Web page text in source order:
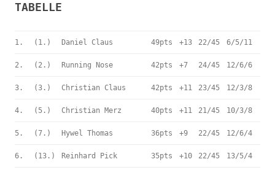
TABELLE
1. (1.) Daniel Claus 49pts +13 22/45 6/5/11
2. (2.) Running Nose 42pts +7 24/45 12/6/6
3. (3.) Christian Claus 42pts +11 23/45 12/3/8
4. (5.) Christian Merz 40pts +11 21/45 10/3/8
5. (7.) Hywel Thomas 36pts +9 22/45 12/6/4
6. (13.) Reinhard Pick 35pts +10 22/45 13/5/4